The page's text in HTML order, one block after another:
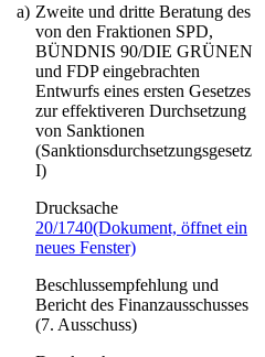
a) Zweite und dritte Beratung des
von den Fraktionen SPD,
BÜNDNIS 90/DIE GRÜNEN
und FDP eingebrachten
Entwurfs eines ersten Gesetzes
zur effektiveren Durchsetzung
von Sanktionen
(Sanktionsdurchsetzungsgesetz
I)
Drucksache
20/1740(Dokument, öffnet ein
neues Fenster)
Beschlussempfehlung und
Bericht des Finanzausschusses
(7. Ausschuss)